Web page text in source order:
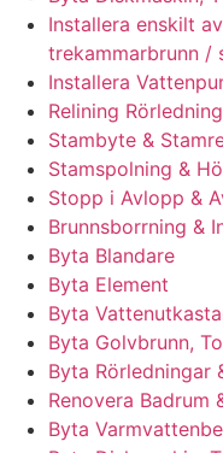
Installera enskilt
trekammarbrunn /
Installera
Relining
Stambyte &
Stamspolning &
Stopp i Avlopp &
Brunnsborrning &
Byta Blandare
Byta Element
Byta
Byta Golvbrunn,
Byta Rörledningar
Renovera Badrum
Byta